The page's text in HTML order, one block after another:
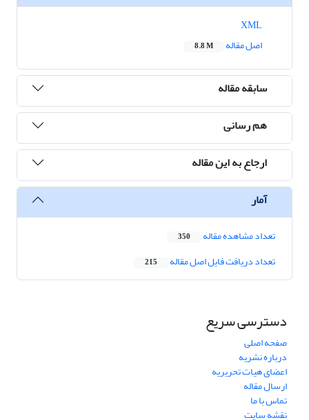
اصل مقاله
8.8 M
سابقه مقاله
هم رسانی
ارجاع به این مقاله
آمار
تعداد مشاهده مقاله 350
تعداد دریافت فایل اصل مقاله 215
دسترسی سریع
صفحه اصلی
درباره نشریه
اعضای هیات تحریریه
ارسال مقاله
تماس با ما
نقشه سایت